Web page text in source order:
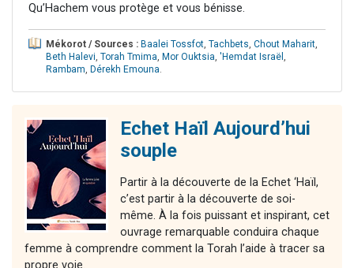
Qu’Hachem vous protège et vous bénisse.
Mékorot / Sources : Baalei Tossfot, Tachbets, Chout Maharit,
Beth Halevi, Torah Tmima, Mor Ouktsia, 'Hemdat Israël ,
Rambam, Dérekh Emouna.
Echet Haïl Aujourd’hui
souple
Partir à la découverte de la Echet ‘Haïl,
c’est partir à la découverte de soi-
même. À la fois puissant et inspirant, cet
ouvrage remarquable conduira chaque
femme à comprendre comment la Torah l’aide à tracer sa